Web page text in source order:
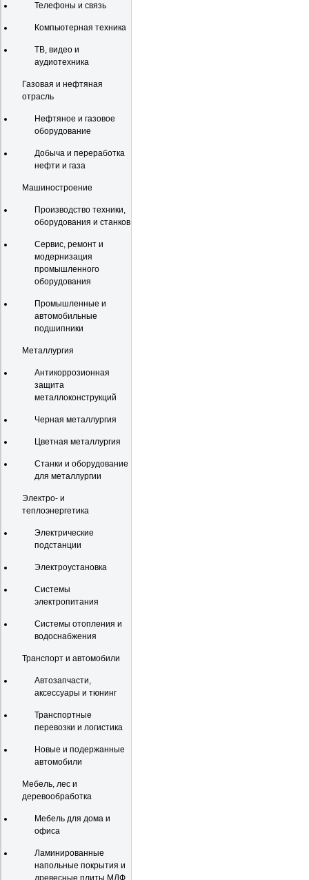
Телефоны и связь
Компьютерная техника
ТВ, видео и
аудиотехника
Газовая и нефтяная
отрасль
Нефтяное и газовое
оборудование
Добыча и переработка
нефти и газа
Машиностроение
Производство техники,
оборудования и станков
Сервис, ремонт и
модернизация
промышленного
оборудования
Промышленные и
автомобильные
подшипники
Металлургия
Антикоррозионная
защита
металлоконструкций
Черная металлургия
Цветная металлургия
Станки и оборудование
для металлургии
Электро- и
теплоэнергетика
Электрические
подстанции
Электроустановка
Системы
электропитания
Системы отопления и
водоснабжения
Транспорт и автомобили
Автозапчасти,
аксессуары и тюнинг
Транспортные
перевозки и логистика
Новые и подержанные
автомобили
Мебель, лес и
деревообработка
Мебель для дома и
офиса
Ламинированные
напольные покрытия и
древесные плиты МДФ,